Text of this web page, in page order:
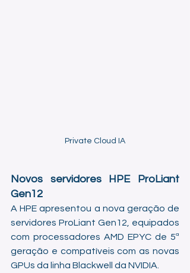
Private Cloud IA
Novos servidores HPE ProLiant
Gen12
A HPE apresentou a nova geração de
servidores ProLiant Gen12, equipados
com processadores AMD EPYC de 5ª
geração e compatíveis com as novas
GPUs da linha Blackwell da NVIDIA.